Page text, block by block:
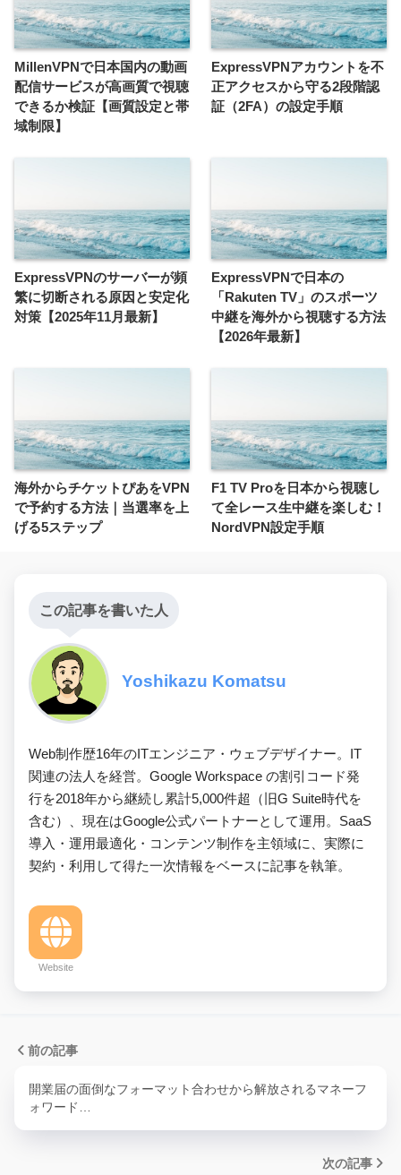
MillenVPNで日本国内の動画
配信サービスが高画質で視聴
できるか検証【画質設定と帯
域制限】
ExpressVPNアカウントを不
正アクセスから守る2段階認
証（2FA）の設定手順
ExpressVPNのサーバーが頻
繁に切断される原因と安定化
対策【2025年11月最新】
ExpressVPNで日本の
「Rakuten TV」のスポーツ
中継を海外から視聴する方法
【2026年最新】
海外からチケットぴあをVPN
で予約する方法｜当選率を上
げる5ステップ
F1 TV Proを日本から視聴し
て全レース生中継を楽しむ！
NordVPN設定手順
この記事を書いた人
Yoshikazu Komatsu
Web制作歴16年のITエンジニア・ウェブデザイナー。IT
関連の法人を経営。Google Workspace の割引コード発
行を2018年から継続し累計5,000件超（旧G Suite時代を
含む）、現在はGoogle公式パートナーとして運用。SaaS
導入・運用最適化・コンテンツ制作を主領域に、実際に
契約・利用して得た一次情報をベースに記事を執筆。
Website
前の記事
開業届の面倒なフォーマット合わせから解放されるマネーフ
ォワード…
次の記事